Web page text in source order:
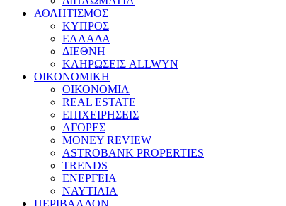
ΑΘΛΗΤΙΣΜΟΣ
ΚΥΠΡΟΣ
ΕΛΛΑΔΑ
ΔΙΕΘΝΗ
ΚΛΗΡΩΣΕΙΣ ALLWYN
ΟΙΚΟΝΟΜΙΚΗ
ΟΙΚΟΝΟΜΙΑ
REAL ESTATE
ΕΠΙΧΕΙΡΗΣΕΙΣ
ΑΓΟΡΕΣ
MONEY REVIEW
ASTROBANK PROPERTIES
TRENDS
ΕΝΕΡΓΕΙΑ
ΝΑΥΤΙΛΙΑ
ΠΕΡΙΒΑΛΛΟΝ